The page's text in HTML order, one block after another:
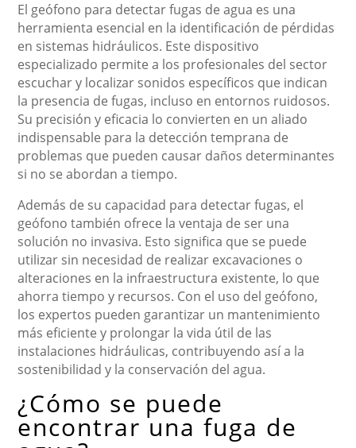
El geófono para detectar fugas de agua es una
herramienta esencial en la identificación de pérdidas
en sistemas hidráulicos. Este dispositivo
especializado permite a los profesionales del sector
escuchar y localizar sonidos específicos que indican
la presencia de fugas, incluso en entornos ruidosos.
Su precisión y eficacia lo convierten en un aliado
indispensable para la detección temprana de
problemas que pueden causar daños determinantes
si no se abordan a tiempo.
Además de su capacidad para detectar fugas, el
geófono también ofrece la ventaja de ser una
solución no invasiva. Esto significa que se puede
utilizar sin necesidad de realizar excavaciones o
alteraciones en la infraestructura existente, lo que
ahorra tiempo y recursos. Con el uso del geófono,
los expertos pueden garantizar un mantenimiento
más eficiente y prolongar la vida útil de las
instalaciones hidráulicas, contribuyendo así a la
sostenibilidad y la conservación del agua.
¿Cómo se puede
encontrar una fuga de